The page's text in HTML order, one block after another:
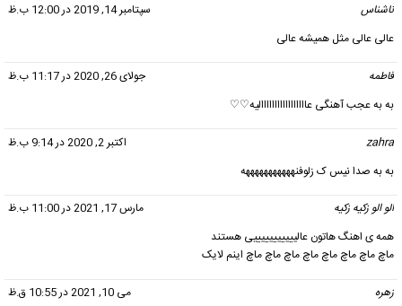
ناشناس
سپتامبر 14, 2019 در 12:00 ب.ظ
عالی عالی مثل همیشه عالی
فاطمه
جولای 26, 2020 در 11:17 ب.ظ
به به عجب آهنگی عااااااااااااااااالیه♡♡
zahra
اکتبر 2, 2020 در 9:14 ب.ظ
به به صدا نیس ک زلوفنهههههههههههه
الو الو زکیه زکیه
مارس 17, 2021 در 11:00 ب.ظ
همه ی اهنگ هاتون عالیییییییییییی هستند
ماچ ماچ ماچ ماچ ماچ ماچ ماچ ماچ اینم لایک
زهره
می 10, 2021 در 10:55 ق.ظ